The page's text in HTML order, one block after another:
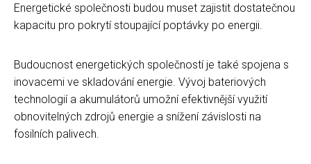
Energetické společnosti budou muset zajistit dostatečnou
kapacitu pro pokrytí stoupající poptávky po energii.
Budoucnost energetických společností je také spojena s
inovacemi ve skladování energie. Vývoj bateriových
technologií a akumulátorů umožní efektivnější využití
obnovitelných zdrojů energie a snížení závislosti na
fosilních palivech.